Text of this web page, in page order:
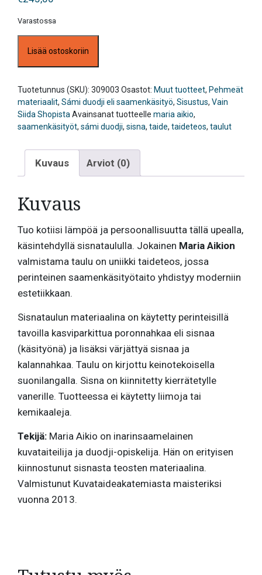
Varastossa
lea
buret
oru
3
-
sisnataulu,
Aikio
määrä
Lisää ostoskoriin
Tuotetunnus (SKU): 309003 Osastot: Muut tuotteet, Pehmeät
materiaalit, Sámi duodji eli saamenkäsityö, Sisustus, Vain
Siida Shopista Avainsanat tuotteelle maria aikio,
saamenkäsityöt, sámi duodji, sisna, taide, taideteos, taulut
Kuvaus Arviot (0)
Kuvaus
Tuo kotiisi lämpöä ja persoonallisuutta tällä upealla,
käsintehdyllä sisnataululla. Jokainen Maria Aikion
valmistama taulu on uniikki taideteos, jossa
perinteinen saamenkäsityötaito yhdistyy moderniin
estetiikkaan.
Sisnataulun materiaalina on käytetty perinteisillä
tavoilla kasviparkittua poronnahkaa eli sisnaa
(käsityönä) ja lisäksi värjättyä sisnaa ja
kalannahkaa. Taulu on kirjottu keinotekoisella
suonilangalla. Sisna on kiinnitetty kierrätetylle
vanerille. Tuotteessa ei käytetty liimoja tai
kemikaaleja.
Tekijä: Maria Aikio on inarinsaamelainen
kuvataiteilija ja duodji-opiskelija. Hän on erityisen
kiinnostunut sisnasta teosten materiaalina.
Valmistunut Kuvataideakatemiasta maisteriksi
vuonna 2013.